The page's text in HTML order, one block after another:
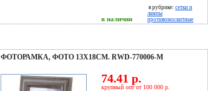
в наличии
в рубрике: сетки и
лампы
противомоскитные
ФОТОРАМКА, ФОТО 13X18СМ. RWD-770006-M
74.41 р.
крупный опт от 100 000 р.